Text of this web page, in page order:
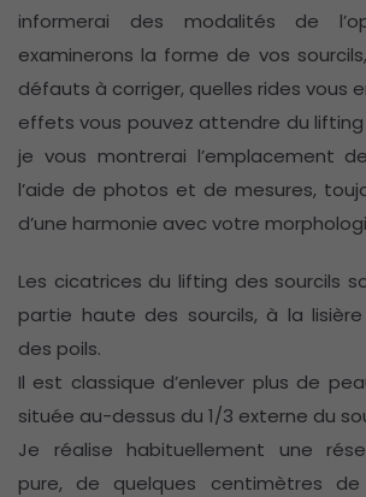
informerai des modalités de
examinerons la forme de vos
défauts à corriger, quelles rides vous
effets vous pouvez attendre du lifting
je vous montrerai l’emplacement
l’aide de photos et de mesures,
d’une harmonie avec votre
Les cicatrices du lifting des sourcils
partie haute des sourcils, à la lisière
des poils.
Il est classique d’enlever plus de
située au-dessus du 1/3 externe du
Je réalise habituellement une
pure, de quelques centimètres de